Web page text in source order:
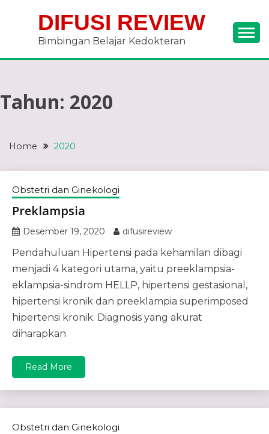
DIFUSI REVIEW
Bimbingan Belajar Kedokteran
Tahun: 2020
Home 2020
Obstetri dan Ginekologi
Preklampsia
Desember 19, 2020 difusireview
Pendahuluan Hipertensi pada kehamilan dibagi
menjadi 4 kategori utama, yaitu preeklampsia-
eklampsia-sindrom HELLP, hipertensi gestasional,
hipertensi kronik dan preeklampia superimposed
hipertensi kronik. Diagnosis yang akurat
diharapkan
Read More
Obstetri dan Ginekologi